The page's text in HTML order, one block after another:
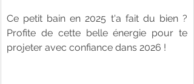
Ce petit bain en 2025 t'a fait du bien ?
Profite de cette belle énergie pour te
projeter avec confiance dans 2026 !